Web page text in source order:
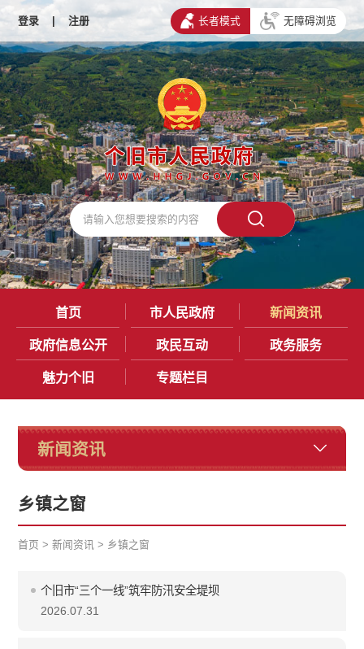
登录 | 注册 长者模式 无障碍浏览
首页 市人民政府 新闻资讯
政府信息公开 政民互动 政务服务
魅力个旧 专题栏目
新闻资讯
乡镇之窗
首页 >新闻资讯 > 乡镇之窗
个旧市“三个一线”筑牢防汛安全堤坝
2026.07.31